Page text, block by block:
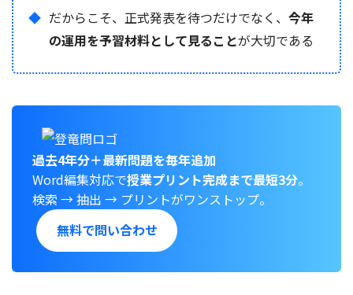
だからこそ、正式発表を待つだけでなく、 今年
の運用を予習材料として見ることが大切である
過去4年分＋最新問題を毎年追加
Word編集対応で授業プリント完成まで最短3分。
検索 → 抽出 → プリントがワンストップ。
無料で問い合わせ